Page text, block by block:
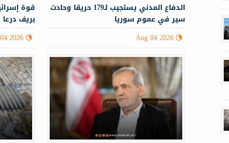
قوة
بريف درعا
2026
الدفاع المدني يستجيب لـ179 حريقا وحادث
سير في عموم سوريا
Aug 04 2026